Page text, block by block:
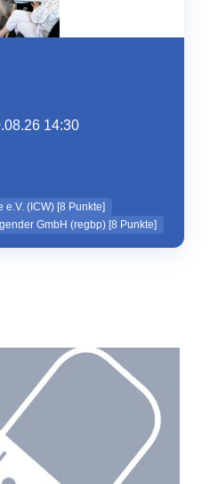
14:30
e.V. (ICW)[8 Punkte]
GmbH (regbp)[8 Punkte]